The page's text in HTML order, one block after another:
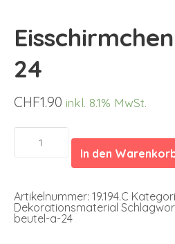
24
CHF1.90 inkl. 8.1% MwSt.
Eisschirmchen
Beutel
à
In den
Artikelnummer: 19.194.C
Dekorationsmaterial
beutel-a-24